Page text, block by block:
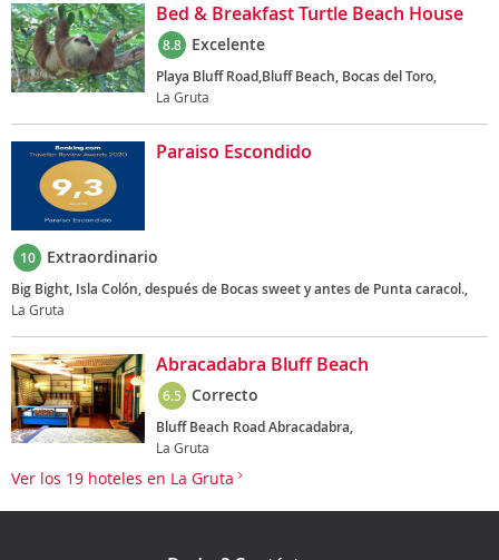
Bed & Breakfast Turtle Beach House
8.8 Excelente
Playa Bluff Road,Bluff Beach, Bocas del Toro,
La Gruta
Paraiso Escondido
10 Extraordinario
Big Bight, Isla Colón, después de Bocas sweet y antes de Punta caracol.,
La Gruta
Abracadabra Bluff Beach
6.5 Correcto
Bluff Beach Road Abracadabra,
La Gruta
Ver los 19 hoteles en La Gruta